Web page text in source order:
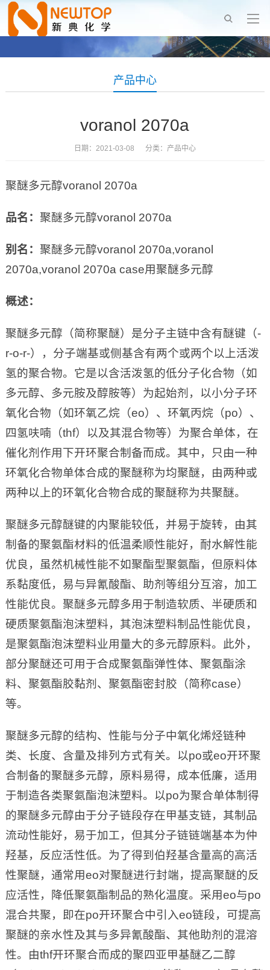
产品中心
voranol 2070a
日期：2021-03-08 分类： 产品中心
聚醚多元醇voranol 2070a
品名： 聚醚多元醇voranol 2070a
别名： 聚醚多元醇voranol 2070a,voranol
2070a,voranol 2070a case用聚醚多元醇
概述：
聚醚多元醇（简称聚醚）是分子主链中含有醚键（-
r-o-r-），分子端基或侧基含有两个或两个以上活泼
氢的聚合物。它是以含活泼氢的低分子化合物（如
多元醇、多元胺及醇胺等）为起始剂，以小分子环
氧化合物（如环氧乙烷（eo）、环氧丙烷（po）、
四氢呋喃（thf）以及其混合物等）为聚合单体，在
催化剂作用下开环聚合制备而成。其中，只由一种
环氧化合物单体合成的聚醚称为均聚醚，由两种或
两种以上的环氧化合物合成的聚醚称为共聚醚。
聚醚多元醇醚键的内聚能较低，并易于旋转，由其
制备的聚氨酯材料的低温柔顺性能好，耐水解性能
优良，虽然机械性能不如聚酯型聚氨酯，但原料体
系黏度低，易与异氰酸酯、助剂等组分互溶，加工
性能优良。聚醚多元醇多用于制造软质、半硬质和
硬质聚氨酯泡沫塑料，其泡沫塑料制品性能优良，
是聚氨酯泡沫塑料业用量大的多元醇原料。此外，
部分聚醚还可用于合成聚氨酯弹性体、聚氨酯涂
料、聚氨酯胶黏剂、聚氨酯密封胶（简称case）
等。
聚醚多元醇的结构、性能与分子中氧化烯烃链种
类、长度、含量及排列方式有关。以po或eo开环聚
合制备的聚醚多元醇，原料易得，成本低廉，适用
于制造各类聚氨酯泡沫塑料。以po为聚合单体制得
的聚醚多元醇由于分子链段存在甲基支链，其制品
流动性能好，易于加工，但其分子链链端基本为仲
羟基，反应活性低。为了得到伯羟基含量高的高活
性聚醚，通常用eo对聚醚进行封端，提高聚醚的反
应活性，降低聚氨酯制品的熟化温度。采用eo与po
混合共聚，即在po开环聚合中引入eo链段，可提高
聚醚的亲水性及其与多异氰酸酯、其他助剂的混溶
性。由thf开环聚合而成的聚四亚甲基醚乙二醇